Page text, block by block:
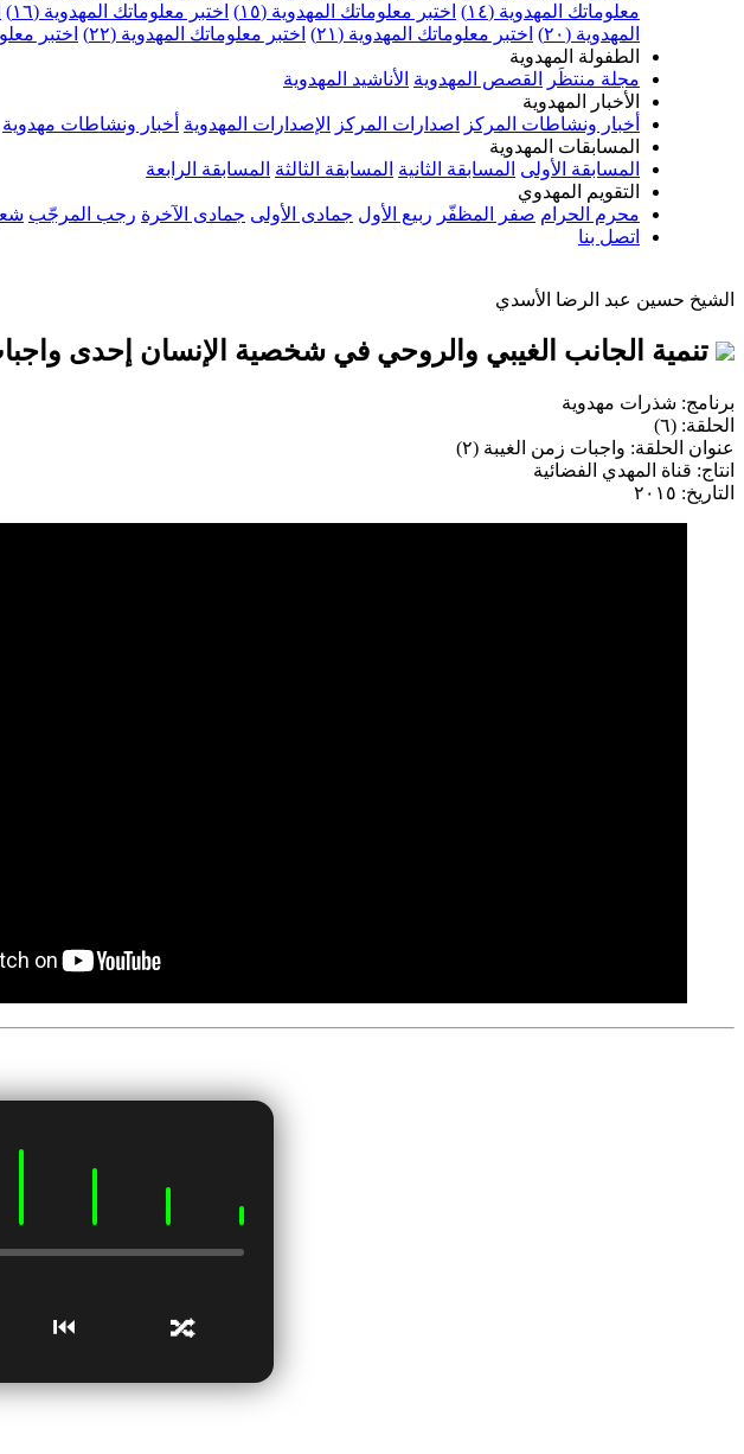
معلوماتك المهدوية (١٤)
اختبر معلوماتك المهدوية (١٥) اختبر معلوماتك المهدوية (١٦)
المهدوية (٢٠)
اختبر معلوماتك المهدوية (٢١) اختبر معلوماتك المهدوية (٢٢) اختبر
الطفولة المهدوية
مجلة منتظَر
القصص المهدوية الأناشيد المهدوية
الأخبار المهدوية
أخبار ونشاطات المركز
اصدارات المركز الإصدارات المهدوية أخبار ونشاطات مهدوية
المسابقات المهدوية
المسابقة الأولى المسابقة الثانية المسابقة الثالثة المسابقة الرابعة
التقويم المهدوي
محرم الحرام صفر المظفّر ربيع الأول جمادى الأولى جمادى الآخرة رجب المرجّب
اتصل بنا
الشيخ حسين عبد الرضا الأسدي
تنمية الجانب الغيبي والروحي في شخصية الإنسان إحدى
برنامج: شذرات مهدوية
الحلقة: (٦)
عنوان الحلقة: واجبات زمن الغيبة (٢)
انتاج: قناة المهدي الفضائية
التاريخ: ٢٠١٥
🔀
⏮